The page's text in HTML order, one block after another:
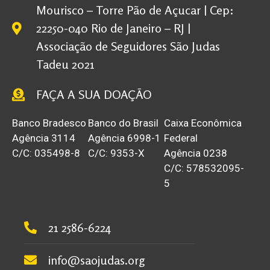
Mourisco – Torre Pão de Açucar | Cep:
22250-040 Rio de Janeiro – RJ |
Associação de Seguidores São Judas
Tadeu 2021
FAÇA A SUA DOAÇÃO
Banco Bradesco
Agência 3114
C/C: 035498-8
Banco do Brasil
Agência 6998-1
C/C: 9353-X
Caixa Econômica
Federal
Agência 0238
C/C: 578532095-
5
21 2586-6224
info@saojudas.org